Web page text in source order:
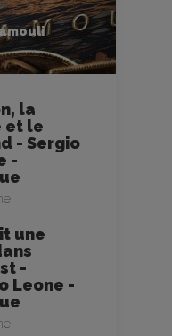
la
et le
- Sergio
-
une
-
Leone -